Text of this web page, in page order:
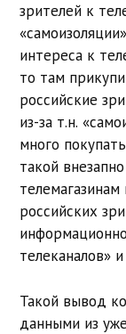
зрителей к
интереса к
то там
российские
из-за т.н.
много
такой
российских
телеканалов»
Такой вывод
данными из